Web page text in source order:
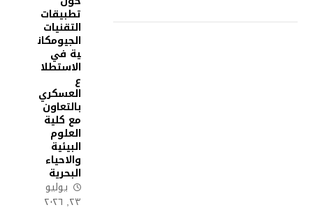
تطبيقات
التقنيات
الجيومكان
ية في
الاستطلا
ع
العسكري
بالتعاون
مع كلية
العلوم
البيئية
والاحياء
البحرية
يوليو
٢٣, ٢٠٢٦